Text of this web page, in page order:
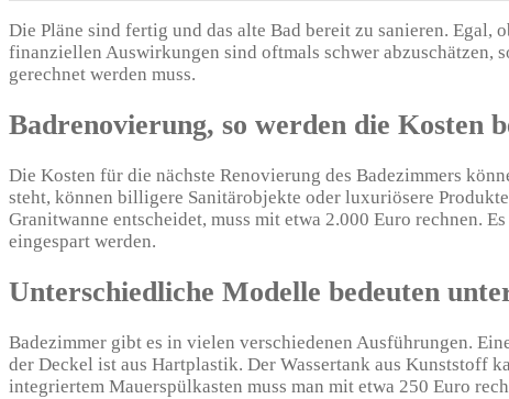
Die Pläne sind fertig und das alte Bad bereit zu sanieren.
finanziellen Auswirkungen sind oftmals schwer abzuschätzen,
gerechnet werden muss.
Badrenovierung, so werden die Kosten
Die Kosten für die nächste Renovierung des Badezimmers
steht, können billigere Sanitärobjekte oder luxuriösere
Granitwanne entscheidet, muss mit etwa 2.000 Euro rechnen.
eingespart werden.
Unterschiedliche Modelle bedeuten
Badezimmer gibt es in vielen verschiedenen Ausführungen.
der Deckel ist aus Hartplastik. Der Wassertank aus Kunststoff
integriertem Mauerspülkasten muss man mit etwa 250 Euro